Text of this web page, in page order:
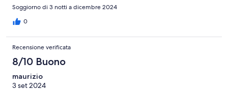
Soggiorno di 3 notti a dicembre 2024
0
Recensione verificata
8/10 Buono
maurizio
3 set 2024